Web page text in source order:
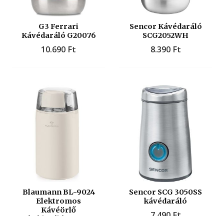
G3 Ferrari
Kávédaráló G20076
10.690 Ft
Sencor Kávédaráló
SCG2052WH
8.390 Ft
Blaumann BL-9024
Elektromos
Kávéörlő
Sencor SCG 3050SS
kávédaráló